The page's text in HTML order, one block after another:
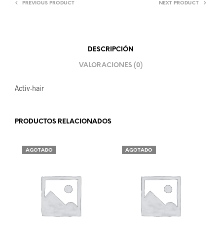
PREVIOUS PRODUCT NEXT PRODUCT
DESCRIPCIÓN
VALORACIONES (0)
Activ-hair
PRODUCTOS RELACIONADOS
AGOTADO AGOTADO